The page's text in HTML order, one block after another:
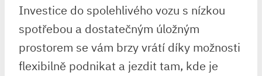
Investice do spolehlivého vozu s nízkou
spotřebou a dostatečným úložným
prostorem se vám brzy vrátí díky možnosti
flexibilně podnikat a jezdit tam, kde je